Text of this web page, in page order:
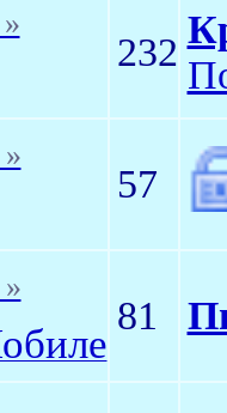
232
57
81